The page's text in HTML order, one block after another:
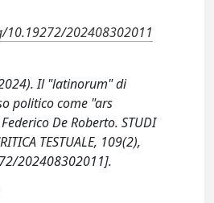
202408302011
Il "latinorum" di
politico come "ars
De Roberto. STUDI
TESTUALE, 109(2),
202408302011].